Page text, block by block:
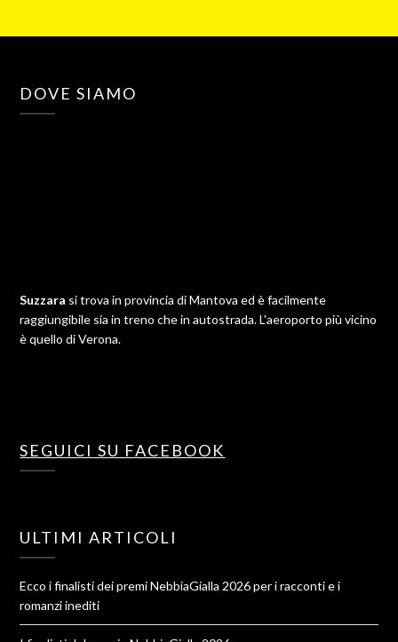
DOVE SIAMO
Suzzara si trova in provincia di Mantova ed è facilmente
raggiungibile sia in treno che in autostrada. L'aeroporto più vicino
è quello di Verona.
SEGUICI SU FACEBOOK
ULTIMI ARTICOLI
Ecco i finalisti dei premi NebbiaGialla 2026 per i racconti e i
romanzi inediti